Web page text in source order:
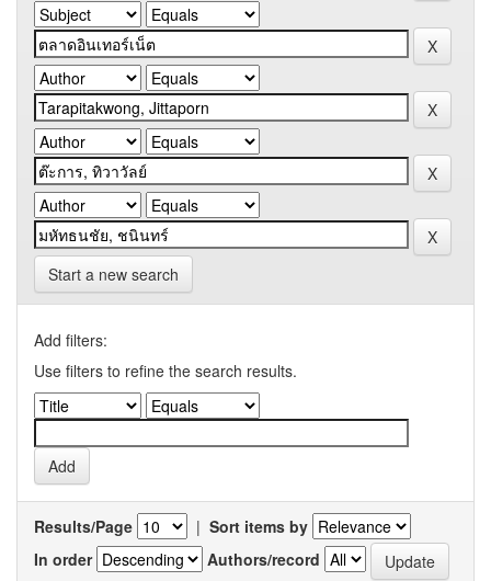
Start a new search
Add filters:
Use filters to refine the search results.
Results/Page | Sort items by
In order
Authors/record